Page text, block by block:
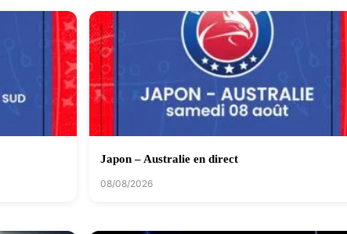
Japon – Australie en direct
08/08/2026